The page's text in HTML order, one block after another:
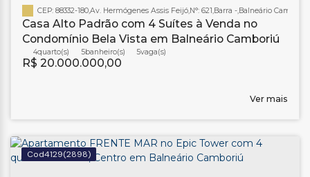
Casa Alto Padrão com 4 Suítes à Venda no
Condomínio Bela Vista em Balneário Camboriú
R$ 20.000.000,00
CEP: 88332-180,Av. Hermógenes Assis Feijó,N°: 621,Barra ,Balneário Camboriú
4 5banheiro(s) 5
Ver mais
4129(2898)